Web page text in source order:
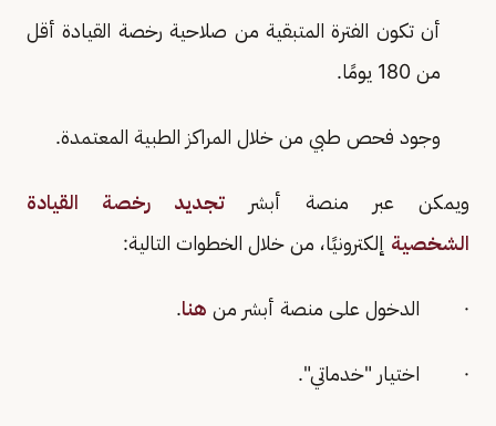
أن تكون الفترة المتبقية من صلاحية رخصة القيادة أقل
من 180 يومًا.
وجود فحص طبي من خلال المراكز الطبية المعتمدة.
ويمكن عبر منصة أبشر تجديد رخصة القيادة
الشخصية إلكترونيًا، من خلال الخطوات التالية:
· الدخول على منصة أبشر من هنا.
· اختيار "خدماتي".